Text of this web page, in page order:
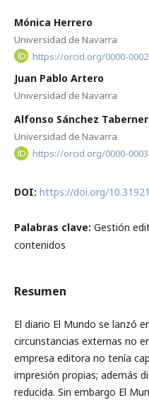
Mónica Herrero
Universidad de Navarra
https://orcid.org/0000-
Juan Pablo Artero
Universidad de Navarra
Alfonso Sánchez
Universidad de Navarra
https://orcid.org/0000-
DOI: https://doi.org/
Palabras clave: Gestión
contenidos
Resumen
El diario El Mundo se lanzó
circunstancias externas no
empresa editora no tenía
impresión propias; además
reducida. Sin embargo El